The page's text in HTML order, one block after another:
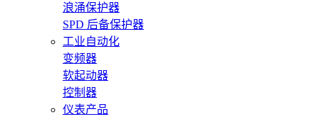
浪涌保护器
SPD 后备保护器
工业自动化
变频器
软起动器
控制器
仪表产品